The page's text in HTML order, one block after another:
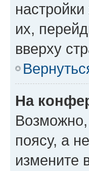
их,
вверху
На
поясу, а
измените